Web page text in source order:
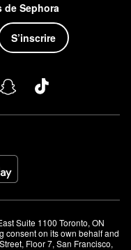
de Sephora
S’inscrire
Suite 1100 Toronto, ON
consent on its own behalf and
Floor 7, San Francisco,